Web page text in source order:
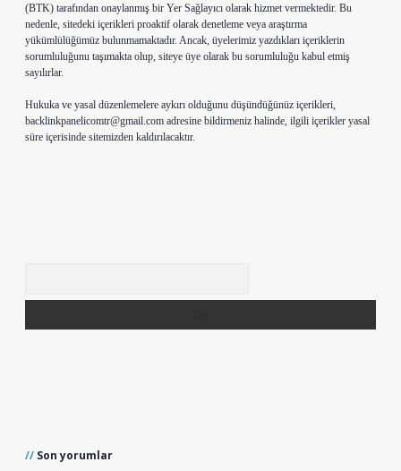
(BTK) tarafından onaylanmış bir Yer Sağlayıcı olarak hizmet vermektedir. Bu
nedenle, sitedeki içerikleri proaktif olarak denetleme veya araştırma
yükümlülüğümüz bulunmamaktadır. Ancak, üyelerimiz yazdıkları içeriklerin
sorumluluğunu taşımakta olup, siteye üye olarak bu sorumluluğu kabul etmiş
sayılırlar.
Hukuka ve yasal düzenlemelere aykırı olduğunu düşündüğünüz içerikleri,
backlinkpanelicomtr@gmail.com adresine bildirmeniz halinde, ilgili içerikler yasal
süre içerisinde sitemizden kaldırılacaktır.
Son yorumlar